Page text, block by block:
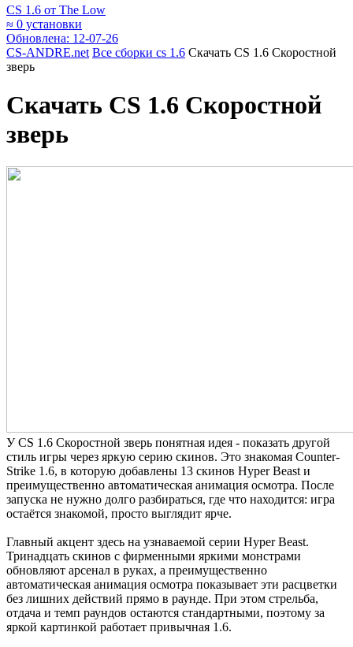
CS 1.6 от The Low
≈ 0 установки
Обновлена: 12-07-26
CS-ANDRE.net Все сборки cs 1.6 Скачать CS 1.6 Скоростной
зверь
Скачать CS 1.6 Скоростной
зверь
У CS 1.6 Скоростной зверь понятная идея - показать другой
стиль игры через яркую серию скинов. Это знакомая Counter-
Strike 1.6, в которую добавлены 13 скинов Hyper Beast и
преимущественно автоматическая анимация осмотра. После
запуска не нужно долго разбираться, где что находится: игра
остаётся знакомой, просто выглядит ярче.
Главный акцент здесь на узнаваемой серии Hyper Beast.
Тринадцать скинов с фирменными яркими монстрами
обновляют арсенал в руках, а преимущественно
автоматическая анимация осмотра показывает эти расцветки
без лишних действий прямо в раунде. При этом стрельба,
отдача и темп раундов остаются стандартными, поэтому за
яркой картинкой работает привычная 1.6.